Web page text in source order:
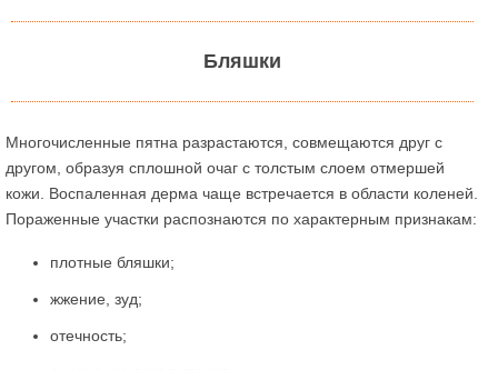
Бляшки
Многочисленные пятна разрастаются, совмещаются друг с
другом, образуя сплошной очаг с толстым слоем отмершей
кожи. Воспаленная дерма чаще встречается в области коленей.
Пораженные участки распознаются по характерным признакам:
плотные бляшки;
жжение, зуд;
отечность;